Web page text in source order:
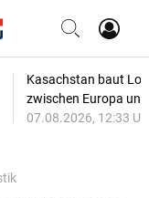
Kasachstan baut
zwischen Europa
07.08.2026, 12:33